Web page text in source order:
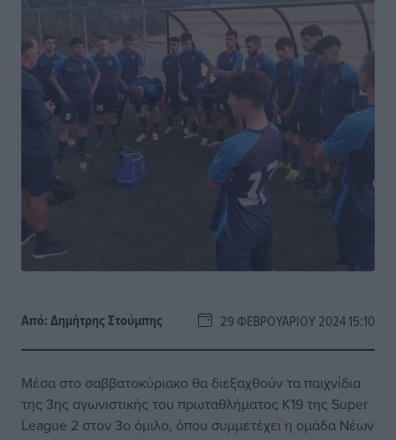
Από:Δημήτρης Στούμπης 29 ΦΕΒΡΟΥΑΡΊΟΥ 2024 15:10
Μέσα στο σαββατοκύριακο θα διεξαχθούν τα παιχνίδια
της 3ης αγωνιστικής του πρωταθλήματος Κ19 της Super
League 2 στον 3ο όμιλο, όπου συμμετέχει η ομάδα Νέων